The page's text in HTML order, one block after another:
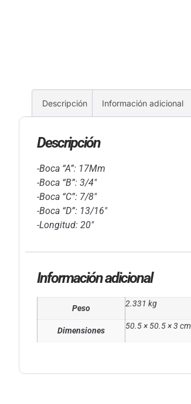
Descripción Información adicional
Descripción
-Boca “A”: 17Mm
-Boca “B”: 3/4″
-Boca “C”: 7/8″
-Boca “D”: 13/16″
-Longitud: 20″
Información adicional
Peso 2.331 kg
Dimensiones 50.5 × 50.5 × 3 cm